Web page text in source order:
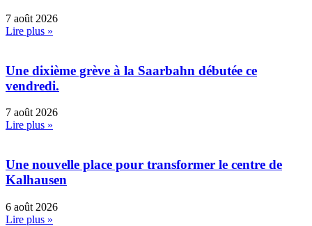
7 août 2026
Lire plus »
Une dixième grève à la Saarbahn débutée ce
vendredi.
7 août 2026
Lire plus »
Une nouvelle place pour transformer le centre de
Kalhausen
6 août 2026
Lire plus »